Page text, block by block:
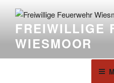
FREIWILLIGE
WIESMOOR